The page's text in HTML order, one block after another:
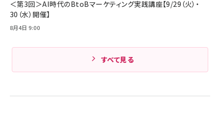
＜第3回＞AI時代のBtoBマーケティング実践講座【9/29（火）・
30（水）開催】
8月4日 9:00
すべて見る